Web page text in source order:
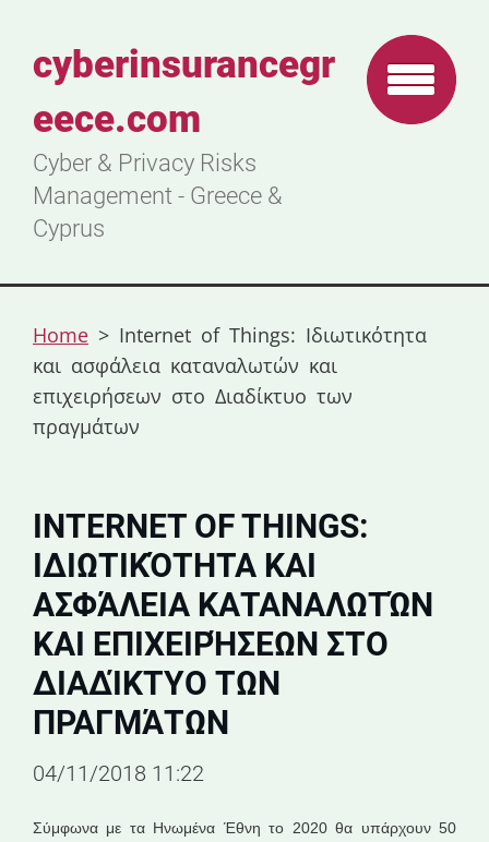
cyberinsurancegr
eece.com
Cyber & Privacy Risks
Management - Greece &
Cyprus
Home > Internet of Things: Ιδιωτικότητα
και ασφάλεια καταναλωτών και
επιχειρήσεων στο Διαδίκτυο των
πραγμάτων
INTERNET OF THINGS:
ΙΔΙΩΤΙΚΌΤΗΤΑ ΚΑΙ
ΑΣΦΆΛΕΙΑ ΚΑΤΑΝΑΛΩΤΏΝ
ΚΑΙ ΕΠΙΧΕΙΡΉΣΕΩΝ ΣΤΟ
ΔΙΑΔΊΚΤΥΟ ΤΩΝ
ΠΡΑΓΜΆΤΩΝ
04/11/2018 11:22
Σύμφωνα με τα Ηνωμένα Έθνη το 2020 θα υπάρχουν 50